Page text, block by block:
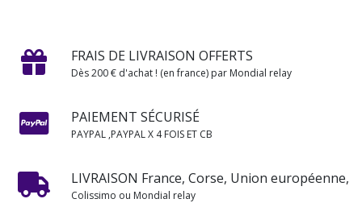
FRAIS DE LIVRAISON OFFERTS
Dès 200 € d'achat ! (en france) par Mondial relay
PAIEMENT SÉCURISÉ
PAYPAL ,PAYPAL X 4 FOIS ET CB
LIVRAISON France, Corse, Union européenne,
Colissimo ou Mondial relay